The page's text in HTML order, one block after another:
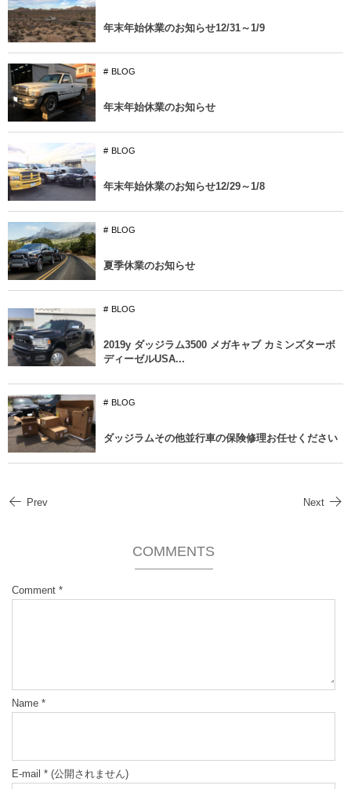
年末年始休業のお知らせ12/31～1/9
BLOG
年末年始休業のお知らせ
BLOG
年末年始休業のお知らせ12/29～1/8
BLOG
夏季休業のお知らせ
BLOG
2019y ダッジラム3500 メガキャブ カミンズターボ
ディーゼルUSA...
BLOG
ダッジラムその他並行車の保険修理お任せください
Prev Next
COMMENTS
Comment *
Name *
E-mail * (公開されません)